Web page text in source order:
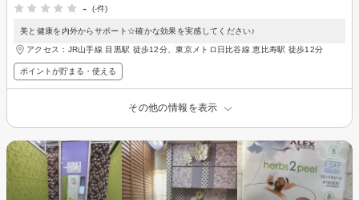
-
(-件)
美と健康を内外からサポート☆確かな効果を実感してください♪
アクセス：JR山手線 目黒駅 徒歩12分、東京メトロ日比谷線 恵比寿駅 徒歩12分
ポイントが貯まる・使える
その他の情報を表示